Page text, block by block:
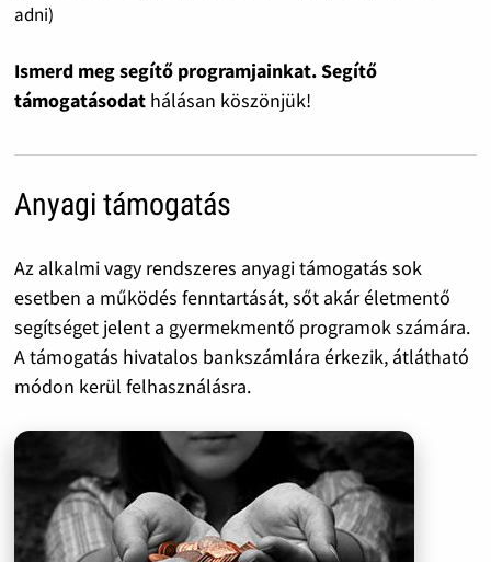
adni)
Ismerd meg segítő programjainkat. Segítő
támogatásodat hálásan köszönjük!
Anyagi támogatás
Az alkalmi vagy rendszeres anyagi támogatás sok
esetben a működés fenntartását, sőt akár életmentő
segítséget jelent a gyermekmentő programok számára.
A támogatás hivatalos bankszámlára érkezik, átlátható
módon kerül felhasználásra.